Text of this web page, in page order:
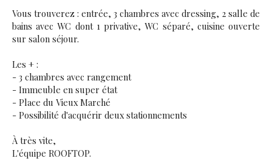
Vous trouverez : entrée, 3 chambres avec dressing, 2 salle de
bains avec WC dont 1 privative, WC séparé, cuisine ouverte
sur salon séjour.
Les + :
- 3 chambres avec rangement
- Immeuble en super état
- Place du Vieux Marché
- Possibilité d'acquérir deux stationnements
À très vite,
L'équipe ROOFTOP.